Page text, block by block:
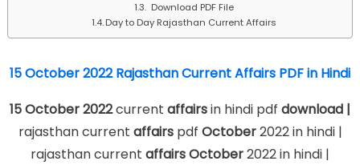
Download PDF File
Day to Day Rajasthan Current Affairs
15 October 2022 Rajasthan Current Affairs PDF in Hindi
15 October 2022current affairsin hindi pdf download |
rajasthan current affairspdf October2022 in hindi |
rajasthan current affairsOctober2022 in hindi |